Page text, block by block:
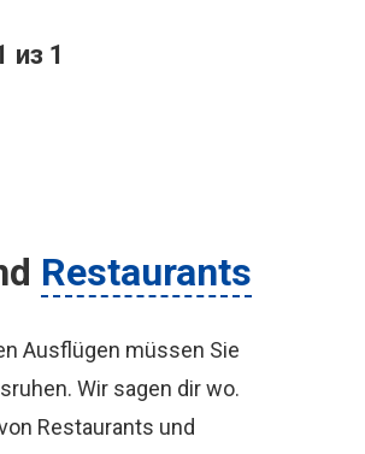
из 1
Restaurants
Ausflügen müssen Sie
Wir sagen dir wo.
Restaurants und